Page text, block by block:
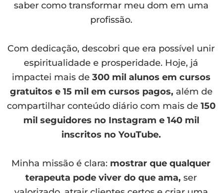
saber como transformar meu dom em uma
profissão.
Com dedicação, descobri que era possível unir
espiritualidade e prosperidade. Hoje, já
impactei mais de 300 mil alunos em cursos
gratuitos e 15 mil em cursos pagos, além de
compartilhar conteúdo diário com mais de 150
mil seguidores no Instagram e 140 mil
inscritos no YouTube.
Minha missão é clara: mostrar que qualquer
terapeuta pode viver do que ama, ser